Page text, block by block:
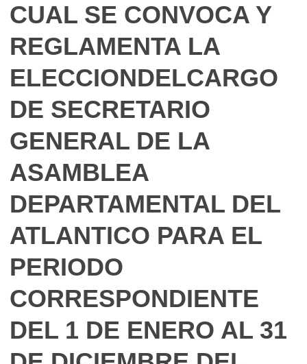
CUAL SE CONVOCA Y
REGLAMENTA LA
ELECCIONDELCARGO
DE SECRETARIO
GENERAL DE LA
ASAMBLEA
DEPARTAMENTAL DEL
ATLANTICO PARA EL
PERIODO
CORRESPONDIENTE
DEL 1 DE ENERO AL 31